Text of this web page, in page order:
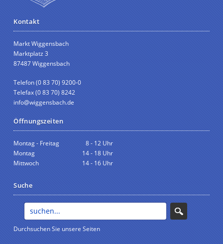
Kontakt
Markt Wiggensbach
Marktplatz 3
87487 Wiggensbach
Telefon (0 83 70) 9200-0
Telefax (0 83 70) 8242
info@wiggensbach.de
Öffnungszeiten
Montag - Freitag
8 - 12 Uhr
Montag
14 - 18 Uhr
Mittwoch
14 - 16 Uhr
Suche
Durchsuchen Sie unsere Seiten